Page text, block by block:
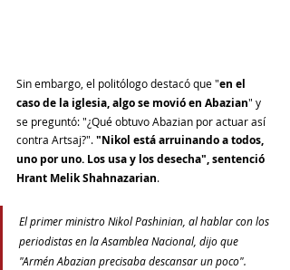
Sin embargo, el politólogo destacó que "en el
caso de la iglesia, algo se movió en Abazian" y
se preguntó: "¿Qué obtuvo Abazian por actuar así
contra Artsaj?". "Nikol está arruinando a todos,
uno por uno. Los usa y los desecha", sentenció
Hrant Melik Shahnazarian.
El primer ministro Nikol Pashinian, al hablar con los
periodistas en la Asamblea Nacional, dijo que
"Armén Abazian precisaba descansar un poco".